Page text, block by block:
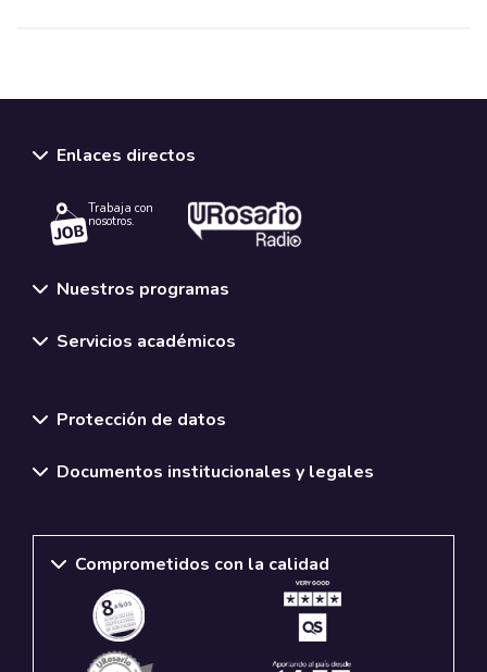
Enlaces directos
Trabaja con
nosotros.
Nuestros programas
Servicios académicos
Protección de datos
Documentos institucionales y legales
Comprometidos con la calidad